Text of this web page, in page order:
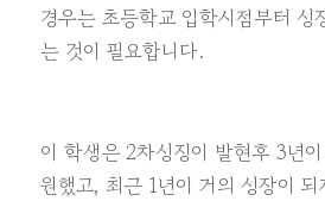
경우는 초등학교 입학시점부터 성
는 것이 필요합니다.
이 학생은 2차성징이 발현후 3년
원했고, 최근 1년이 거의 성장이